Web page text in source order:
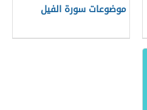
موضوعات سورة الفيل